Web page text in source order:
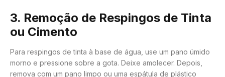
3. Remoção de Respingos de Tinta
ou Cimento
Para respingos de tinta à base de água, use um pano úmido
morno e pressione sobre a gota. Deixe amolecer. Depois,
remova com um pano limpo ou uma espátula de plástico